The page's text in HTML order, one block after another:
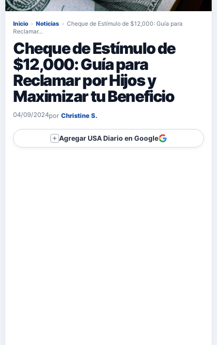
Inicio › Noticias › Cheque de Estímulo de $12,000: Guía para
Reclamar…
Cheque de Estímulo de
$12,000: Guía para
Reclamar por Hijos y
Maximizar tu Beneficio
04/09/2024por Christine S.
＋ Agregar USA Diario en Google